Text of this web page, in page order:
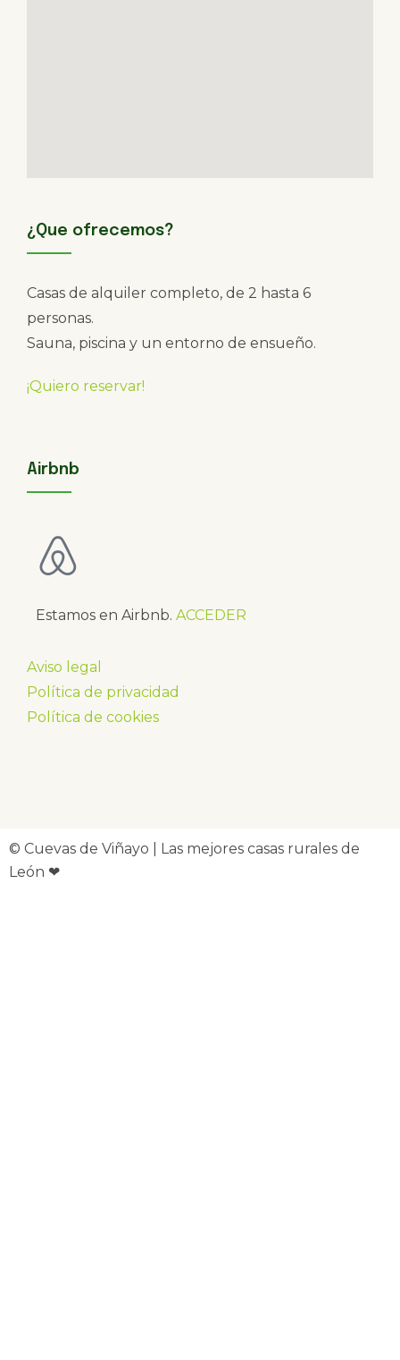
¿Que ofrecemos?
Casas de alquiler completo, de 2 hasta 6
personas.
Sauna, piscina y un entorno de ensueño.
¡Quiero reservar!
Airbnb
Estamos en Airbnb. ACCEDER
Aviso legal
Política de privacidad
Política de cookies
© Cuevas de Viñayo | Las mejores casas rurales de
León ❤